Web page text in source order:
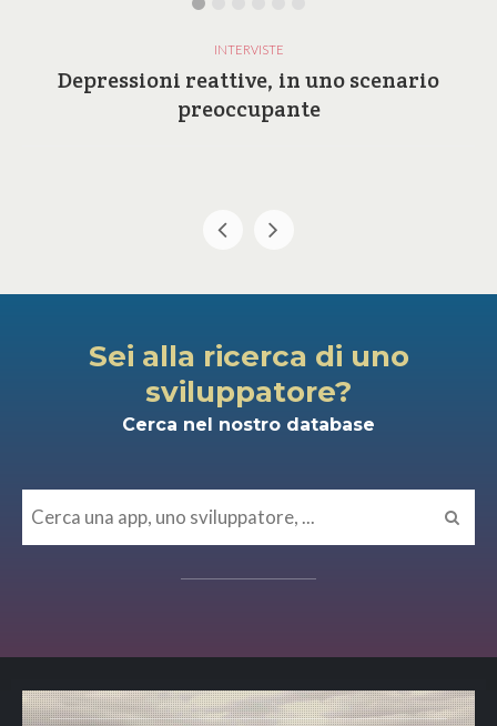
INTERVISTE
Depressioni reattive, in uno scenario
preoccupante
Sei alla ricerca di uno
sviluppatore?
Cerca nel nostro database